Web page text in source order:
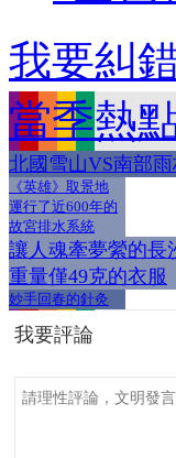
我要糾
當季熱
北國雪山VS南部雨
《英雄》取景地
運行了近600年的
故宮排水系統
讓人魂牽夢縈的長
重量僅49克的衣服
妙手回春的針灸